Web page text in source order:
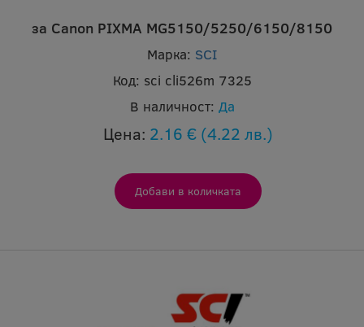
за Canon PIXMA MG5150/5250/6150/8150
Марка: SCI
Код: sci cli526m 7325
В наличност: Да
Цена: 2.16 € (4.22 лв.)